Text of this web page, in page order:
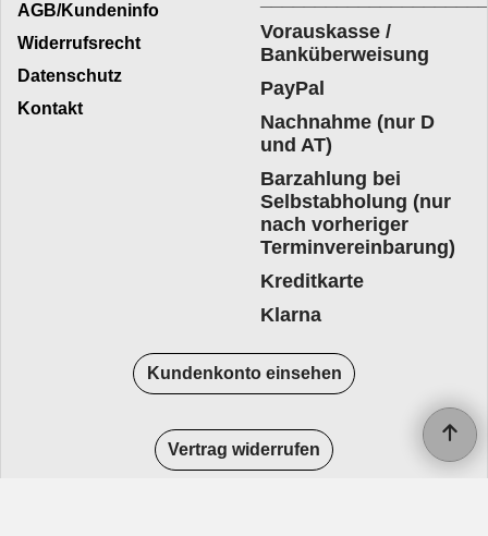
AGB/Kundeninfo
Widerrufsrecht
Datenschutz
Kontakt
Vorauskasse /
Banküberweisung
PayPal
Nachnahme (nur D
und AT)
Barzahlung bei
Selbstabholung (nur
nach vorheriger
Terminvereinbarung)
Kreditkarte
Klarna
Kundenkonto einsehen
Vertrag widerrufen